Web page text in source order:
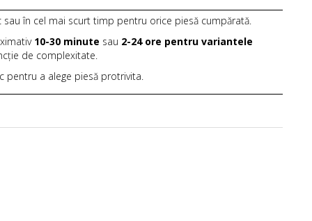
în cel mai scurt timp pentru orice piesă cumpărată.
10-30 minute sau 2-24 ore pentru variantele
de complexitate.
pentru a alege piesă protrivita.